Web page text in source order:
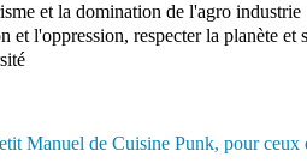
et la domination de l'agro industrie
et l'oppression, respecter la planète et